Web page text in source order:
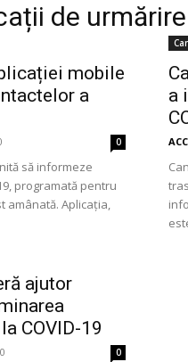
de urmărire
mobile
a
0
să informeze
programată pentru
amânată. Aplicația,
a
ajutor
COVID-19
0